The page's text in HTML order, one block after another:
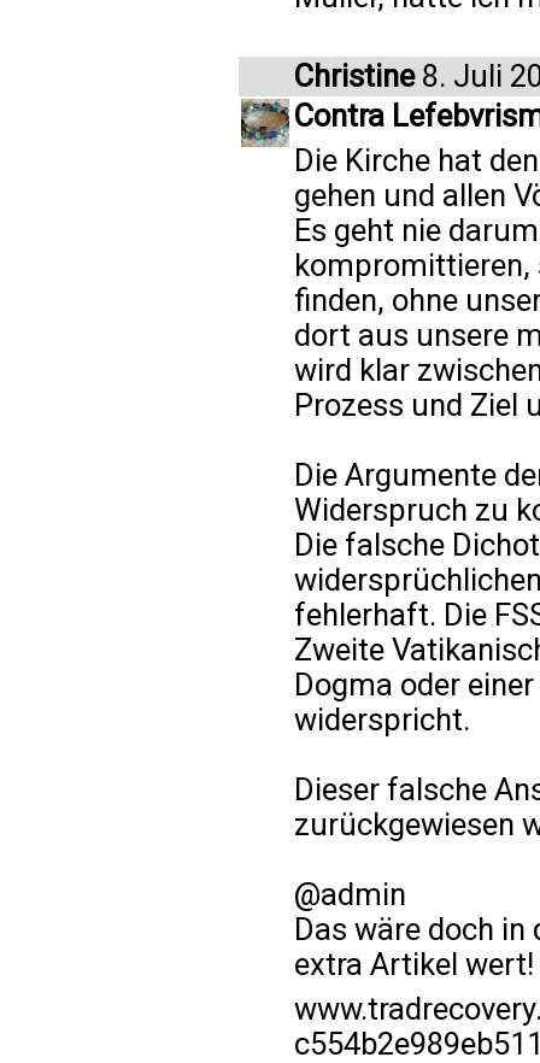
Christine8. Juli
Contra
Die Kirche hat
gehen und allen
Es geht nie
kompromittieren,
finden, ohne
dort aus unsere
wird klar
Prozess und Ziel
Die Argumente
Widerspruch zu
Die falsche
fehlerhaft. Die
Zweite
Dogma oder
widerspricht.
Dieser falsche
zurückgewiesen
@admin
Das wäre doch
extra Artikel wert!